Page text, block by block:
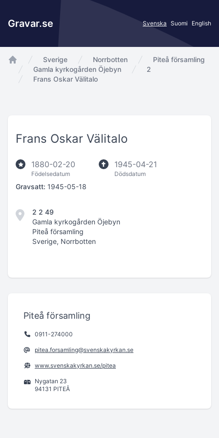
Gravar.se Svenska Suomi English
app.Start
Sverige Norrbotten
Piteå församling
Gamla kyrkogården Öjebyn
2
Frans Oskar Välitalo
Frans Oskar Välitalo
1880-02-20
Födelsedatum
1945-04-21
Dödsdatum
Gravsatt: 1945-05-18
2 2 49
Gamla kyrkogården Öjebyn
Piteå församling
Sverige, Norrbotten
Piteå församling
0911-274000
pitea.forsamling@svenskakyrkan.se
www.svenskakyrkan.se/pitea
Nygatan 23
94131 PITEÅ